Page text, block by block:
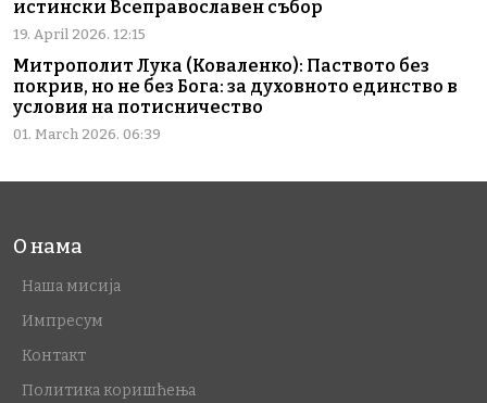
истински Всеправославен събор
19. April 2026. 12:15
Митрополит Лука (Коваленко): Паството без
покрив, но не без Бога: за духовното единство в
условия на потисничество
01. March 2026. 06:39
О нама
Наша мисија
Импресум
Контакт
Политика коришћења